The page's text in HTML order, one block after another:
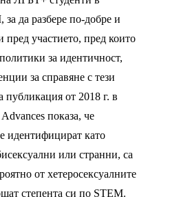
за да разбере по-добре и
пред участието, пред които
за идентичност,
за справяне с тези
публикация от 2018 г. в
показа, че
идентифицират като
или странни, са
от хетеросексуалните
степента си по STEM.